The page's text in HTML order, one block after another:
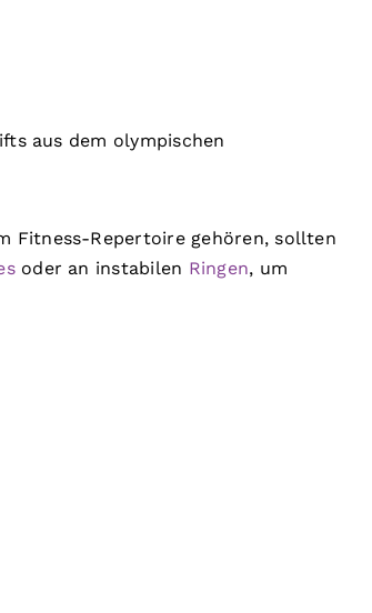
aus dem olympischen
Fitness-Repertoire gehören, sollten
oder an instabilen Ringen, um